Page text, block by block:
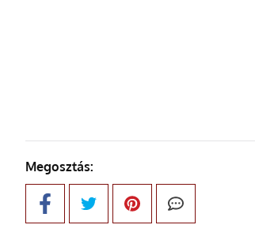
Megosztás: